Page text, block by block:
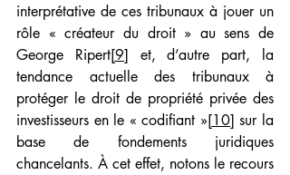
interprétative de ces tribunaux à jouer un
rôle « créateur du droit » au sens de
George Ripert[9] et, d’autre part, la
tendance actuelle des tribunaux à
protéger le droit de propriété privée des
investisseurs en le « codifiant »[10] sur la
base de fondements juridiques
chancelants. À cet effet, notons le recours